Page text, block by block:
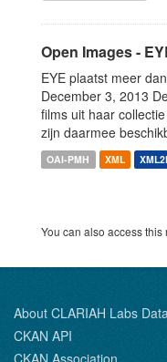
Open Images -
EYE plaatst meer
December 3, 2013
films uit haar
zijn daarmee
OAI-PMH XML
You can also access this
About CLARIAH Labs
CKAN API
CKAN Association